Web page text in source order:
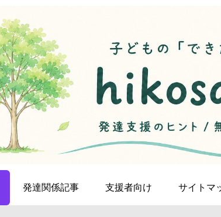
発達関係記事 支援者向け サイトマ